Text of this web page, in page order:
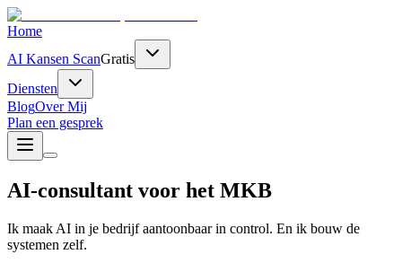
Home
AI Kansen ScanGratis
Diensten
BlogOver Mij
Plan een gesprek
AI-consultant voor het MKB
Ik maak AI in je bedrijf aantoonbaar in control. En ik bouw de
systemen zelf.